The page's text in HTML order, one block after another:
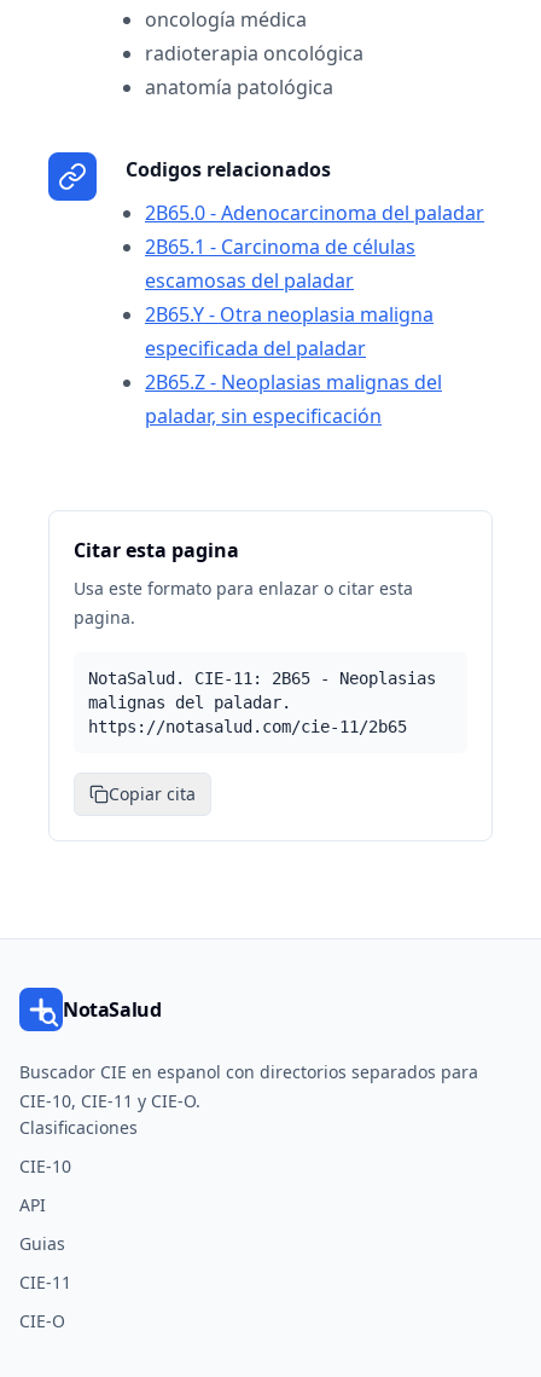
oncología médica
radioterapia oncológica
anatomía patológica
Codigos relacionados
2B65.0 - Adenocarcinoma del paladar
2B65.1 - Carcinoma de células
escamosas del paladar
2B65.Y - Otra neoplasia maligna
especificada del paladar
2B65.Z - Neoplasias malignas del
paladar, sin especificación
Citar esta pagina
Usa este formato para enlazar o citar esta
pagina.
NotaSalud. CIE-11: 2B65 - Neoplasias
malignas del paladar.
https://notasalud.com/cie-11/2b65
Copiar cita
NotaSalud
Buscador CIE en espanol con directorios separados para
CIE-10, CIE-11 y CIE-O.
Clasificaciones
CIE-10
API
Guias
CIE-11
CIE-O